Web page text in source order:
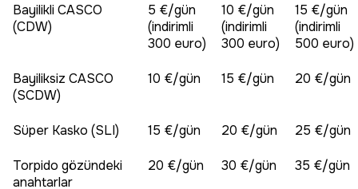
Bayilikli CASCO
(CDW)
5 €/gün
(indirimli
300 euro)
10 €/gün
(indirimli
300 euro)
15 €/gün
(indirimli
500 euro)
Bayiliksiz CASCO
(SCDW)
10 €/gün 15 €/gün 20 €/gün
Süper Kasko (SLI) 15 €/gün 20 €/gün 25 €/gün
Torpido gözündeki
anahtarlar
20 €/gün 30 €/gün 35 €/gün